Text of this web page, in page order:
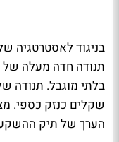
בניגוד
תנודה חדה מעלה של
שקלים כנזק כספי.
הערך של תיק